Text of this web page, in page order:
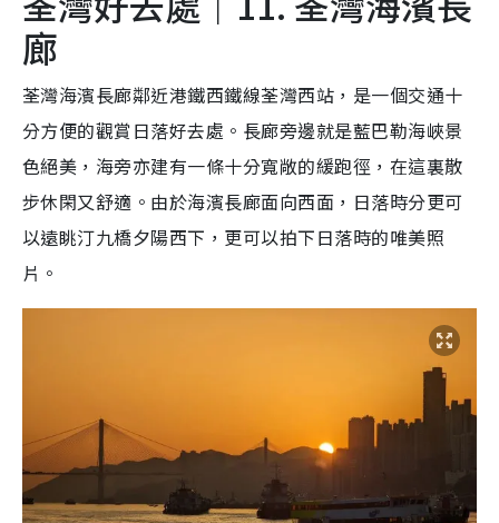
廊
荃灣海濱長廊鄰近港鐵西鐵線荃灣西站，是一個交通十
分方便的觀賞日落好去處。長廊旁邊就是藍巴勒海峽景
色絕美，海旁亦建有一條十分寬敞的緩跑徑，在這裏散
步休閑又舒適。由於海濱長廊面向西面，日落時分更可
以遠眺汀九橋夕陽西下，更可以拍下日落時的唯美照
片。